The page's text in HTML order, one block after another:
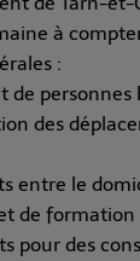
à
:
de
des
entre le
de formation
pour des